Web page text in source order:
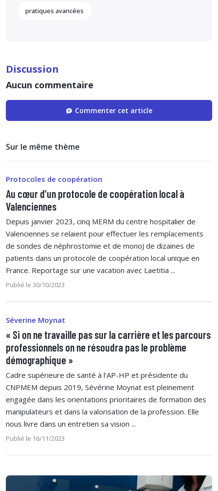
pratiques avancées
Discussion
Aucun commentaire
Commenter cet article
Sur le même thème
Protocoles de coopération
Au cœur d’un protocole de coopération local à
Valenciennes
Depuis janvier 2023, cinq MERM du centre hospitalier de
Valenciennes se relaient pour effectuer les remplacements
de sondes de néphrostomie et de monoJ de dizaines de
patients dans un protocole de coopération local unique en
France. Reportage sur une vacation avec Laetitia ...
Publié le 30/10/2023
Séverine Moynat
« Si on ne travaille pas sur la carrière et les parcours
professionnels on ne résoudra pas le problème
démographique »
Cadre supérieure de santé à l'AP-HP et présidente du
CNPMEM depuis 2019, Sévérine Moynat est pleinement
engagée dans les orientations prioritaires de formation des
manipulateurs et dans la valorisation de la profession. Elle
nous livre dans un entretien sa vision ...
Publié le 16/11/2023